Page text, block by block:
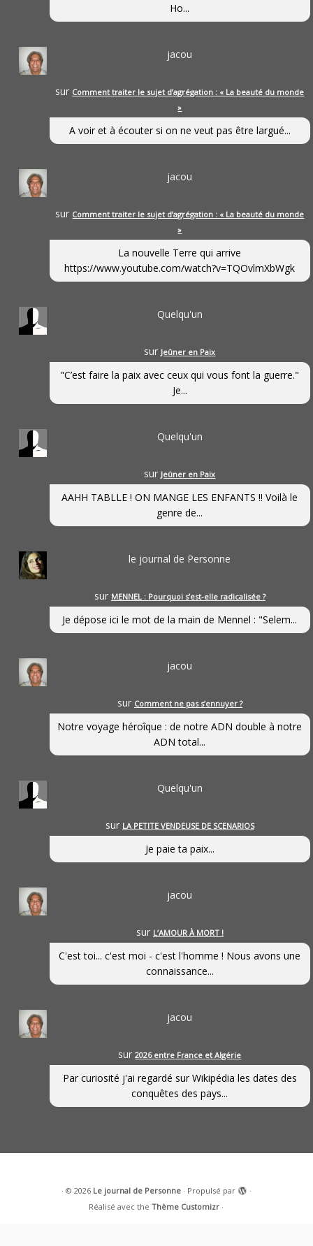
Ho...
jacou
sur Comment traiter le sujet d’agrégation : « La beauté du monde
»
A voir et à écouter si on ne veut pas être largué...
jacou
sur Comment traiter le sujet d’agrégation : « La beauté du monde
»
La nouvelle Terre qui arrive
https://www.youtube.com/watch?v=TQOvlmXbWgk
Quelqu'un
sur Jeûner en Paix
"C’est faire la paix avec ceux qui vous font la guerre."
Je...
Quelqu'un
sur Jeûner en Paix
AAHH TABLLE ! ON MANGE LES ENFANTS !! Voilà le
genre de...
le journal de Personne
sur MENNEL : Pourquoi s’est-elle radicalisée ?
Je dépose ici le mot de la main de Mennel : "Selem...
jacou
sur Comment ne pas s’ennuyer ?
Notre voyage héroîque : de notre ADN double à notre
ADN total...
Quelqu'un
sur LA PETITE VENDEUSE DE SCENARIOS
Je paie ta paix...
jacou
sur L’AMOUR À MORT !
C'est toi... c'est moi - c'est l'homme ! Nous avons une
connaissance...
jacou
sur2026 entre France et Algérie
Par curiosité j'ai regardé sur Wikipédia les dates des
conquêtes des pays...
· © 2026 Le journal de Personne· Propulsé par
·
Réalisé avec theThème Customizr ·